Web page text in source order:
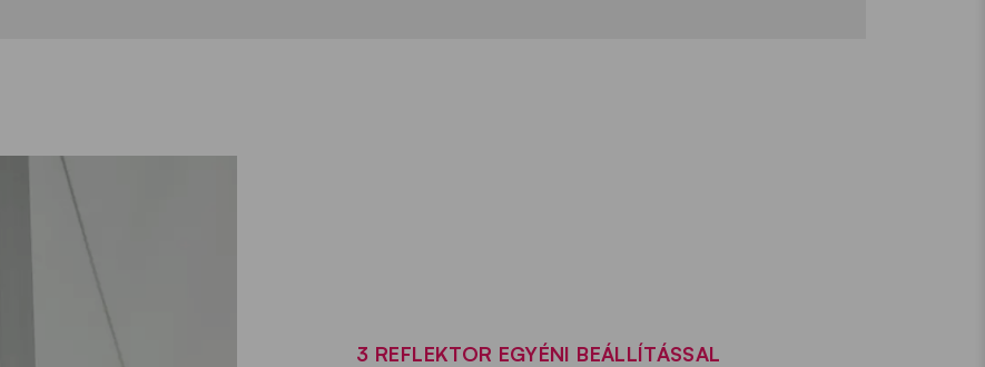
3 REFLEKTOR EGYÉNI BEÁLLÍTÁSSAL